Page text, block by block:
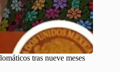
tras nueve meses